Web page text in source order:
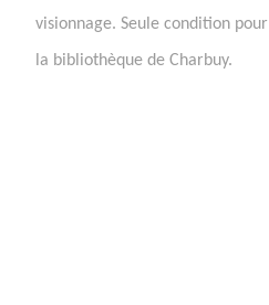
visionnage. Seule condition
la bibliothèque de Charbuy.